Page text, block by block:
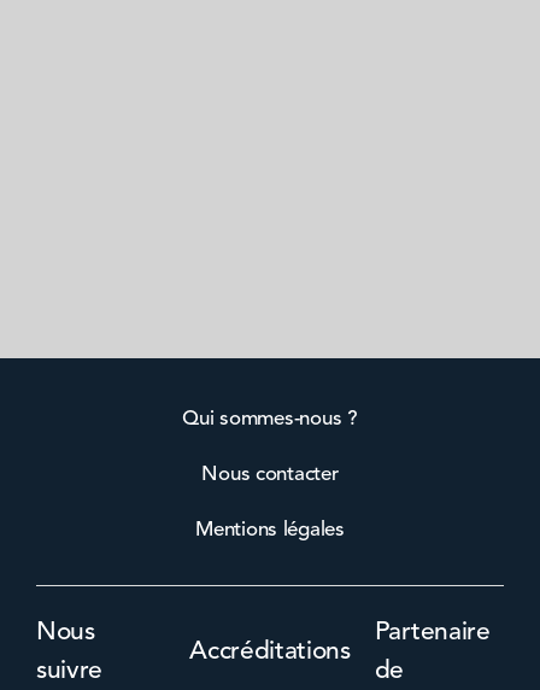
Qui sommes-nous ?
Nous contacter
Mentions légales
Nous
suivre
Accréditations
Partenaire
de